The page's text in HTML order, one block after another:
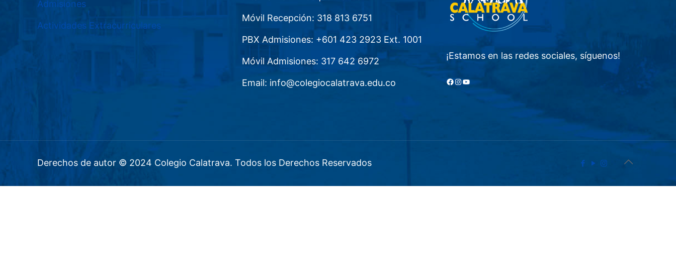
Admisiones
Actividades Extracurriculares
Móvil Recepción: 318 813 6751
PBX Admisiones: +601 423 2923 Ext. 1001
Móvil Admisiones: 317 642 6972
Email: info@colegiocalatrava.edu.co
¡Estamos en las redes sociales, síguenos!
Facebook
Instagram
YouTube
Derechos de autor © 2024 Colegio Calatrava. Todos los Derechos Reservados